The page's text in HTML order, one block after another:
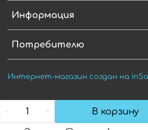
В корзину
Информация
Потребителю
Интернет-магазин создан на